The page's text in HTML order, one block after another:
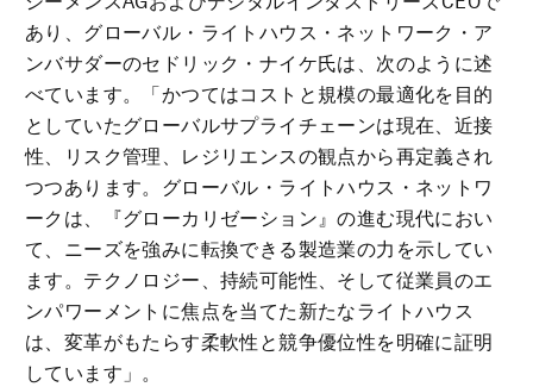
あり、グローバル・ライトハウス・ネットワーク・ア
ンバサダーのセドリック・ナイケ氏は、次のように述
べています。「かつてはコストと規模の最適化を目的
としていたグローバルサプライチェーンは現在、近接
性、リスク管理、レジリエンスの観点から再定義され
つつあります。グローバル・ライトハウス・ネットワ
ークは、『グローカリゼーション』の進む現代におい
て、ニーズを強みに転換できる製造業の力を示してい
ます。テクノロジー、持続可能性、そして従業員のエ
ンパワーメントに焦点を当てた新たなライトハウス
は、変革がもたらす柔軟性と競争優位性を明確に証明
しています」。